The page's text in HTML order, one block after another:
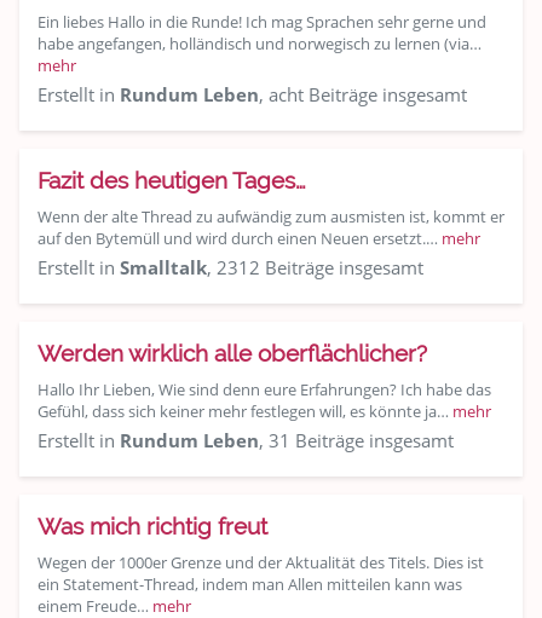
Ein liebes Hallo in die Runde! Ich mag Sprachen sehr gerne und
habe angefangen, holländisch und norwegisch zu lernen (via…
mehr
Erstellt in Rundum Leben, acht Beiträge insgesamt
Fazit des heutigen Tages…
Wenn der alte Thread zu aufwändig zum ausmisten ist, kommt er
auf den Bytemüll und wird durch einen Neuen ersetzt.… mehr
Erstellt in Smalltalk, 2312 Beiträge insgesamt
Werden wirklich alle oberflächlicher?
Hallo Ihr Lieben, Wie sind denn eure Erfahrungen? Ich habe das
Gefühl, dass sich keiner mehr festlegen will, es könnte ja… mehr
Erstellt in Rundum Leben, 31 Beiträge insgesamt
Was mich richtig freut
Wegen der 1000er Grenze und der Aktualität des Titels. Dies ist
ein Statement-Thread, indem man Allen mitteilen kann was
einem Freude… mehr